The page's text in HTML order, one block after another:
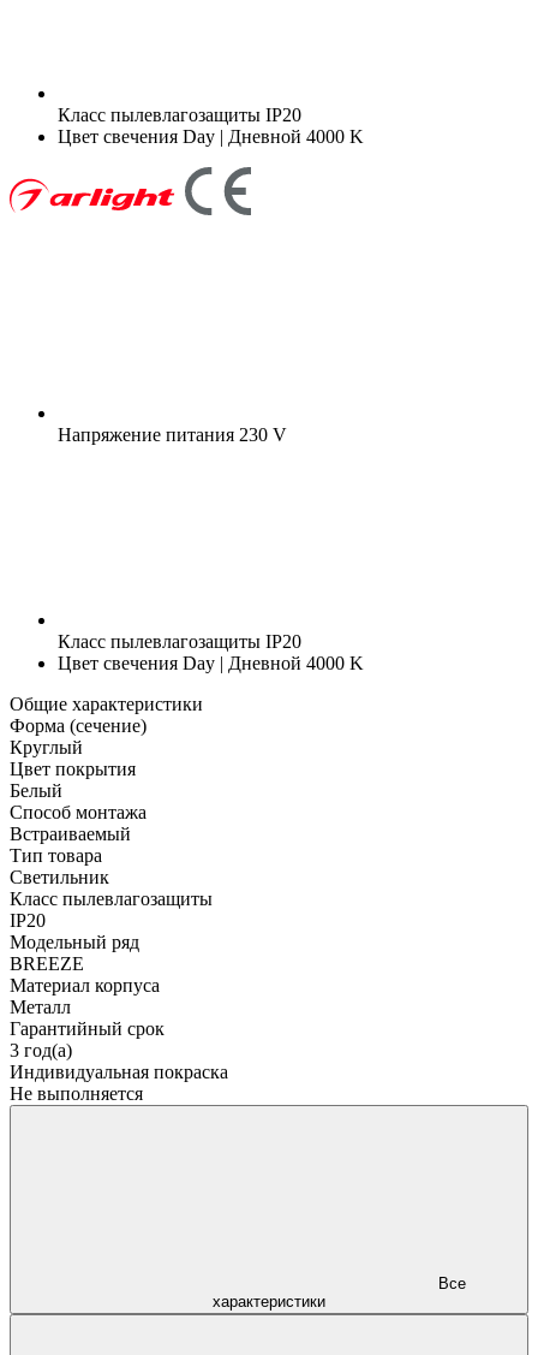
Класс пылевлагозащиты IP20
Цвет свечения Day | Дневной 4000 K
Напряжение питания 230 V
Класс пылевлагозащиты IP20
Цвет свечения Day | Дневной 4000 K
Общие характеристики
Форма (сечение)
Круглый
Цвет покрытия
Белый
Способ монтажа
Встраиваемый
Тип товара
Светильник
Класс пылевлагозащиты
IP20
Модельный ряд
BREEZE
Материал корпуса
Металл
Гарантийный срок
3 год(а)
Индивидуальная покраска
Не выполняется
характеристики